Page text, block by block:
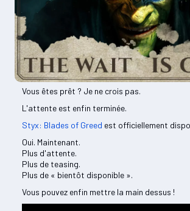
Vous êtes prêt ? Je ne crois pas.
L'attente est enfin terminée.
Styx: Blades of Greed est officiellement
Oui. Maintenant.
Plus d'attente.
Plus de teasing.
Plus de « bientôt disponible ».
Vous pouvez enfin mettre la main dessus !